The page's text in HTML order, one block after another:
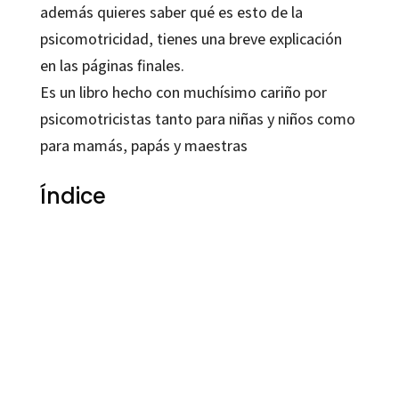
además quieres saber qué es esto de la
psicomotricidad, tienes una breve explicación
en las páginas finales.
Es un libro hecho con muchísimo cariño por
psicomotricistas tanto para niñas y niños como
para mamás, papás y maestras
Índice